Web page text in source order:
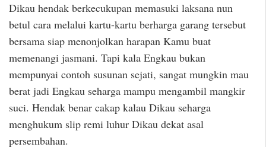
Dikau hendak berkecukupan memasuki laksana nun
betul cara melalui kartu-kartu berharga garang tersebut
bersama siap menonjolkan harapan Kamu buat
memenangi jasmani. Tapi kala Engkau bukan
mempunyai contoh susunan sejati, sangat mungkin mau
berat jadi Engkau seharga mampu mengambil mangkir
suci. Hendak benar cakap kalau Dikau seharga
menghukum slip remi luhur Dikau dekat asal
persembahan.